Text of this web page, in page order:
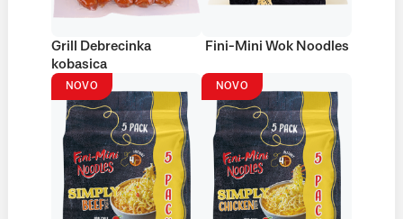
Grill Debrecinka
kobasica
Fini-Mini Wok Noodles
NOVO NOVO